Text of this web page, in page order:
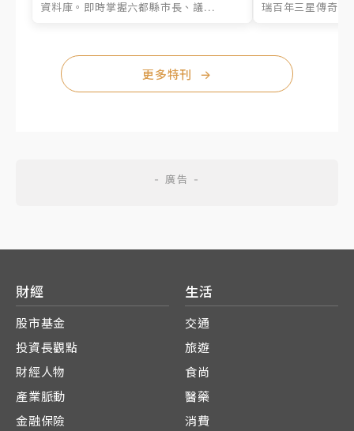
資料庫。即時掌握六都縣市長、議...
瑞百年三星傳奇、
更多特刊 →
財經
股市基金
投資長觀點
財經人物
產業脈動
金融保險
生活
交通
旅遊
食尚
醫藥
消費